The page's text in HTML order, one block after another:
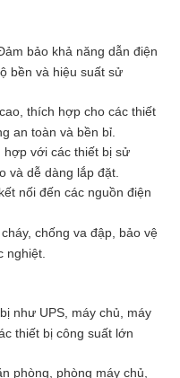
bảo khả năng dẫn điện
bền và hiệu suất sử
thích hợp cho các thiết
an toàn và bền bỉ.
hợp với các thiết bị sử
và dễ dàng lắp đặt.
nối đến các nguồn điện
chống va đập, bảo vệ
nghiệt.
như UPS, máy chủ, máy
thiết bị công suất lớn
phòng, phòng máy chủ,